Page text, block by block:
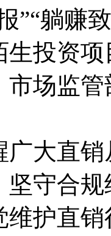
”“躺赚
生投资
市场监
直销
坚守合
维护直